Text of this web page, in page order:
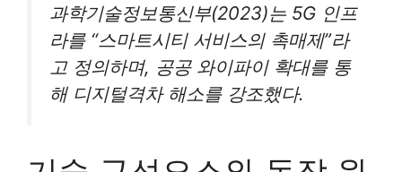
과학기술정보통신부(2023)는 5G 인프
라를 “스마트시티 서비스의 촉매제”라
고 정의하며, 공공 와이파이 확대를 통
해 디지털격차 해소를 강조했다.